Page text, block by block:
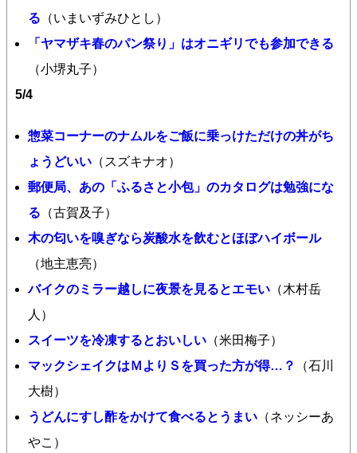
る （いまいずみひとし）
「ヤマザキ春のパン祭り」はオニギリでも参加できる
（小堺丸子）
5/4
惣菜コーナーのナムルをご飯に乗っけただけの丼がち
ょうどいい （スズキナオ）
郵便局、あの「ふるさと小包」のカタログは勉強にな
る （古賀及子）
木の匂いを嗅ぎなら炭酸水を飲むとほぼハイボール
（地主恵亮）
バイクのミラー越しに夜景を見るとエモい （木村岳
人）
スイーツを冷凍するとおいしい （米田梅子）
マックシェイクはＭよりＳを買った方が得…？
（石川
大樹）
うどんにすし酢をかけて食べるとうまい （ネッシーあ
やこ）